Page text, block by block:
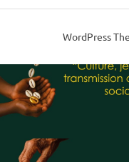
WordPress